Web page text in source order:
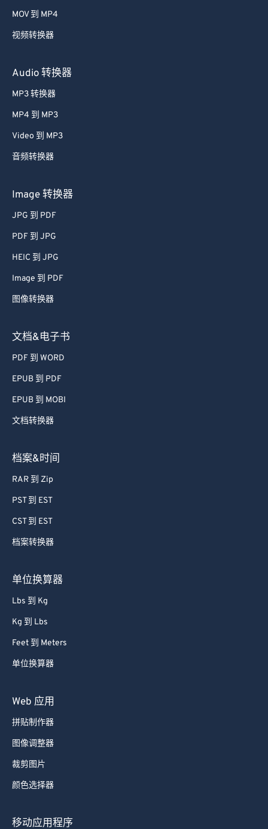
MOV 到 MP4
视频转换器
Audio 转换器
MP3 转换器
MP4 到 MP3
Video 到 MP3
音频转换器
Image 转换器
JPG 到 PDF
PDF 到 JPG
HEIC 到 JPG
Image 到 PDF
图像转换器
文档&电子书
PDF 到 WORD
EPUB 到 PDF
EPUB 到 MOBI
文档转换器
档案&时间
RAR 到 Zip
PST 到 EST
CST 到 EST
档案转换器
单位换算器
Lbs 到 Kg
Kg 到 Lbs
Feet 到 Meters
单位换算器
Web 应用
拼贴制作器
图像调整器
裁剪图片
颜色选择器
移动应用程序